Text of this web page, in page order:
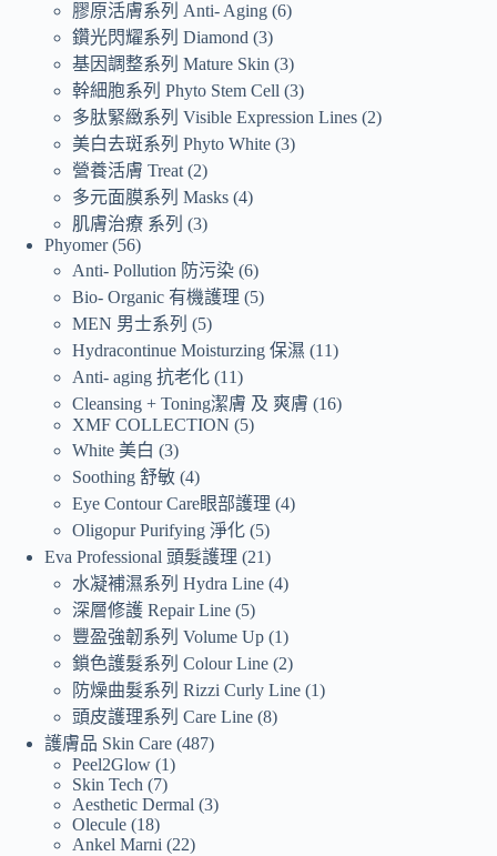
膠原活膚系列 Anti- Aging 6
鑽光閃耀系列 Diamond 3
基因調整系列 Mature Skin 3
幹細胞系列 Phyto Stem Cell 3
多肽緊緻系列 Visible Expression Lines 2
美白去斑系列 Phyto White 3
營養活膚 Treat 2
多元面膜系列 Masks 4
肌膚治療 系列
3
Phyomer 56
Anti- Pollution 防污染 6
Bio- Organic 有機護理
5
MEN 男士系列
5
Hydracontinue Moisturzing 保濕
11
Anti- aging 抗老化 11
Cleansing + Toning潔膚 及 爽膚
16
XMF COLLECTION
5
White 美白
3
Soothing 舒敏 4
Eye Contour Care眼部護理 4
Oligopur Purifying 淨化 5
Eva Professional 頭髮護理
21
水凝補濕系列 Hydra Line 4
深層修護 Repair Line 5
豐盈強韌系列 Volume Up 1
鎖色護髮系列 Colour Line 2
防燥曲髮系列 Rizzi Curly Line 1
頭皮護理系列 Care Line 8
護膚品 Skin Care 487
Peel2Glow 1
Skin Tech
7
Aesthetic Dermal 3
Olecule 18
Ankel Marni
22